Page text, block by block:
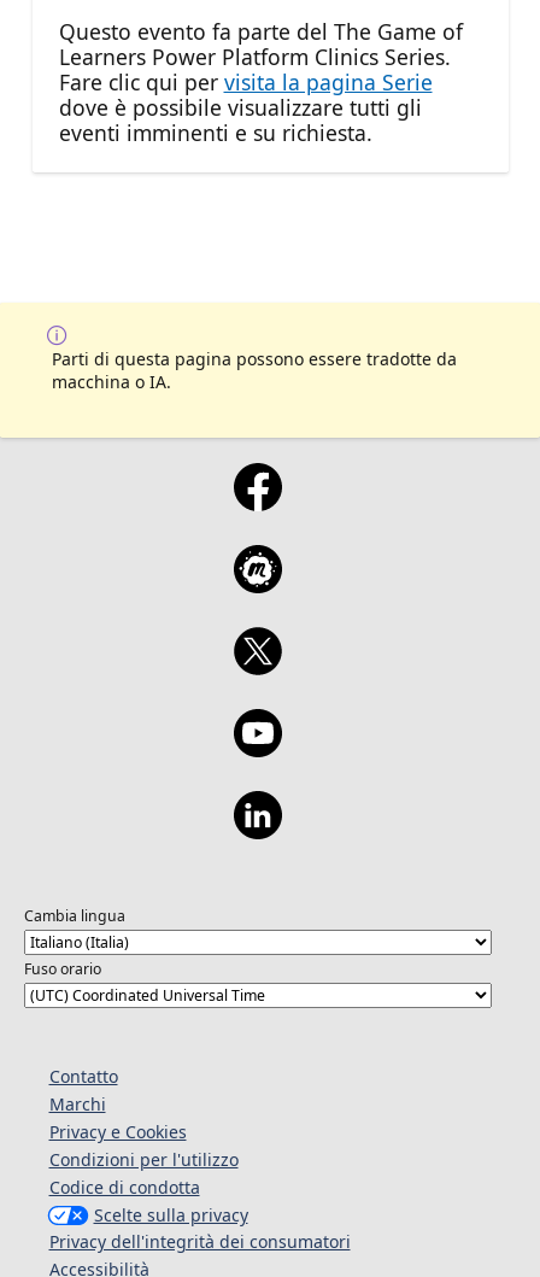
Questo evento fa parte del The Game of
Learners Power Platform Clinics Series.
Fare clic qui per visita la pagina Serie
dove è possibile visualizzare tutti gli
eventi imminenti e su richiesta.
Parti di questa pagina possono essere tradotte da
macchina o IA.
Cambia lingua
Fuso orario
Contatto
Marchi
Privacy e Cookies
Condizioni per l'utilizzo
Codice di condotta
Scelte sulla privacy
Privacy dell'integrità dei consumatori
Accessibilità